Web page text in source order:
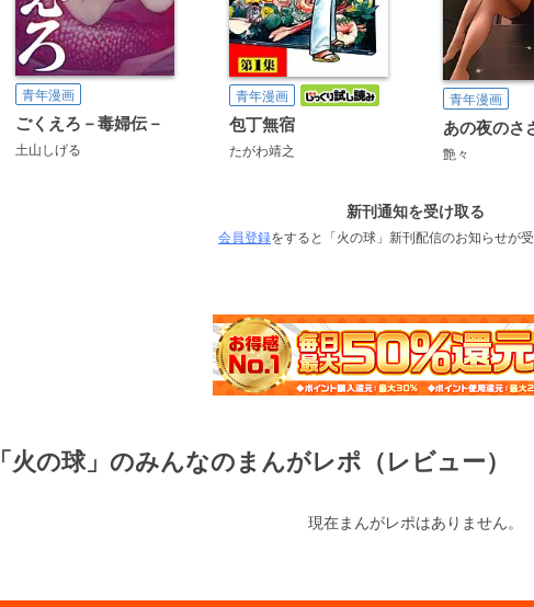
青年漫画
ごくえろ－毒婦伝－
土山しげる
青年漫画
包丁無宿
たがわ靖之
青年漫画
艶々
新刊通知を受け取る
会員登録をすると「火の球」新刊配信のお知らせが受
「火の球」のみんなのまんがレポ（レビュー）
現在まんがレポはありません。